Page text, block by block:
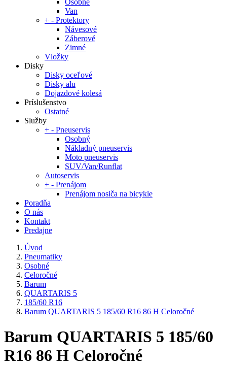
Osobné
Van
+ - Protektory
Návesové
Záberové
Zimné
Vložky
Disky
Disky oceľové
Disky alu
Dojazdové kolesá
Príslušenstvo
Ostatné
Služby
+ - Pneuservis
Osobný
Nákladný pneuservis
Moto pneuservis
SUV/Van/Runflat
Autoservis
+ - Prenájom
Prenájom nosiča na bicykle
Poradňa
O nás
Kontakt
Predajne
Úvod
Pneumatiky
Osobné
Celoročné
Barum
QUARTARIS 5
185/60 R16
Barum QUARTARIS 5 185/60 R16 86 H Celoročné
Barum QUARTARIS 5 185/60
R16 86 H Celoročné